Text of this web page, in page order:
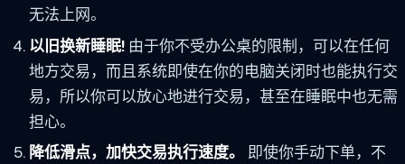
无法上网。
以旧换新睡眠! 由于你不受办公桌的限制，可以在任何
地方交易，而且系统即使在你的电脑关闭时也能执行交
易，所以你可以放心地进行交易，甚至在睡眠中也无需
担心。
降低滑点，加快交易执行速度。
即使你手动下单，不